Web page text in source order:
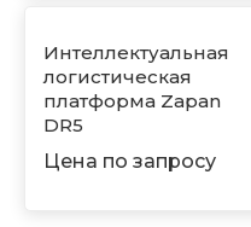
Интеллектуальная
логистическая
платформа Zapan
DR5
Цена по запросу